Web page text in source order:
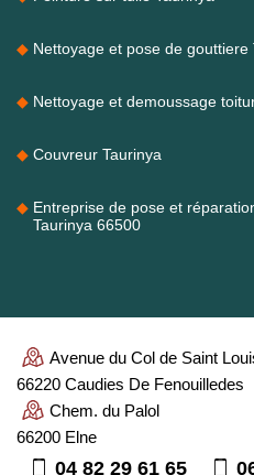
Nettoyage et pose de gouttiere
Nettoyage et demoussage
Couvreur Taurinya
Entreprise de pose et
Taurinya 66500
Avenue du Col de Saint
66220 Caudies De Fenouilledes
Chem. du Palol
66200 Elne
04 82 29 61 65